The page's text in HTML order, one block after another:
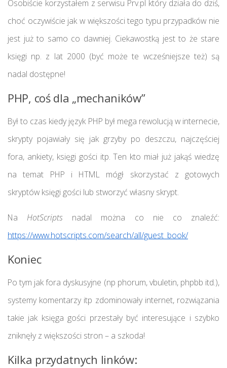
Osobiście korzystałem z serwisu Prv.pl który działa do dziś,
choć oczywiście jak w większości tego typu przypadków nie
jest już to samo co dawniej. Ciekawostką jest to że stare
księgi np. z lat 2000 (być może te wcześniejsze też) są
nadal dostępne!
PHP, coś dla „mechaników”
Był to czas kiedy język PHP był mega rewolucją w internecie,
skrypty pojawiały się jak grzyby po deszczu, najczęściej
fora, ankiety, księgi gości itp. Ten kto miał już jakąś wiedzę
na temat PHP i HTML mógł skorzystać z gotowych
skryptów księgi gości lub stworzyć własny skrypt.
Na HotScripts nadal można co nie co znaleźć:
https://www.hotscripts.com/search/all/guest_book/
Koniec
Po tym jak fora dyskusyjne (np phorum, vbuletin, phpbb itd.),
systemy komentarzy itp zdominowały internet, rozwiązania
takie jak księga gości przestały być interesujące i szybko
zniknęły z większości stron – a szkoda!
Kilka przydatnych linków: